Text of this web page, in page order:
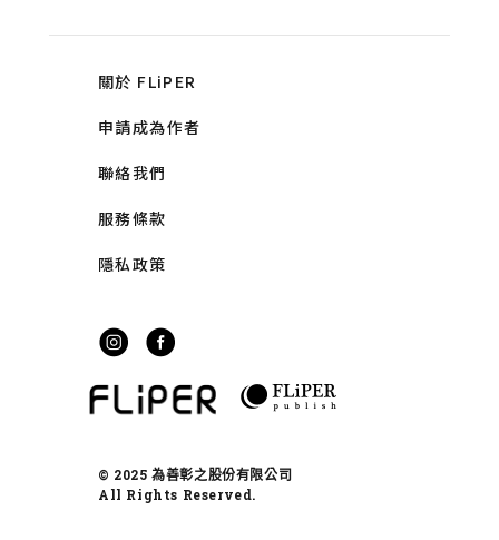
關於 FLiPER
申請成為作者
聯絡我們
服務條款
隱私政策
© 2025 為善彰之股份有限公司
All Rights Reserved.